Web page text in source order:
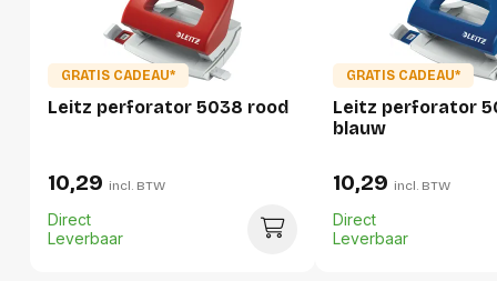
Per stuk
Hoeveelheid:
Breedte:
65 millimeter
Lengte:
140 millimeter
Gewicht:
265 gram
GRATIS CADEAU*
Leitz perforator 5038 rood
10,29 incl. BTW
Direct
Leverbaar
GRATIS CADEAU*
Leitz perforator
blauw
10,29 incl. BTW
Direct
Leverbaar